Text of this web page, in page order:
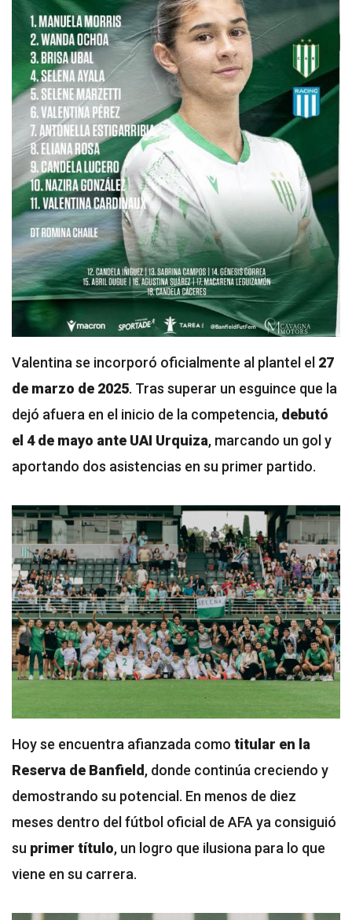
Valentina se incorporó oficialmente al plantel el 27
de marzo de 2025. Tras superar un esguince que la
dejó afuera en el inicio de la competencia, debutó
el 4 de mayo ante UAI Urquiza, marcando un gol y
aportando dos asistencias en su primer partido.
Hoy se encuentra afianzada como titular en la
Reserva de Banfield, donde continúa creciendo y
demostrando su potencial. En menos de diez
meses dentro del fútbol oficial de AFA ya consiguió
su primer título, un logro que ilusiona para lo que
viene en su carrera.